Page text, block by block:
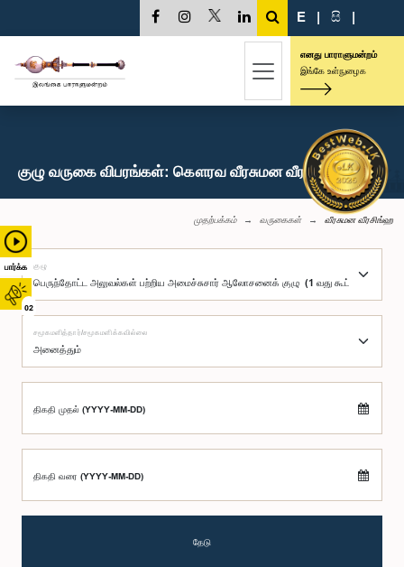
பார்க்க
02
E | සි |
எனது பாராளுமன்றம்
இங்கே உள்நுழைக
குழு வருகை விபரங்கள்: கௌரவ வீரசுமன வீரசிங்ஹ, பா.உ.
முதற்பக்கம் வருகைகள் வீரசுமன வீரசிங்ஹ
குழு
சமூகமளித்தார்/சமூகமளிக்கவில்லை
திகதி முதல் (YYYY-MM-DD)
திகதி வரை (YYYY-MM-DD)
தேடு